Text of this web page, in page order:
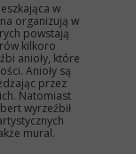
w
organizują w
powstają
kilkoro
anioły, które
Anioły są
przez
Natomiast
wyrzeźbił
mural.